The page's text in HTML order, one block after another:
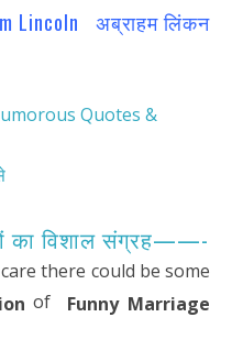
Lincoln अब्राहम लिंकन
Quotes &
का विशाल संग्रह——-
there could be some
of
Funny Marriage